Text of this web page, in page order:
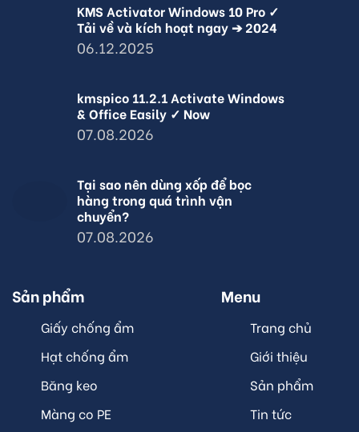
KMS Activator Windows 10 Pro ✓
Tải về và kích hoạt ngay ➔ 2024
06.12.2025
kmspico 11.2.1 Activate Windows
& Office Easily ✓ Now
07.08.2026
Tại sao nên dùng xốp để bọc
hàng trong quá trình vận
chuyển?
07.08.2026
Sản phẩm
Giấy chống ẩm
Hạt chống ẩm
Băng keo
Màng co PE
Menu
Trang chủ
Giới thiệu
Sản phẩm
Tin tức